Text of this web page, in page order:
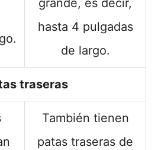
grande, es decir,
hasta 4 pulgadas
de largo.
traseras
También tienen
patas traseras de